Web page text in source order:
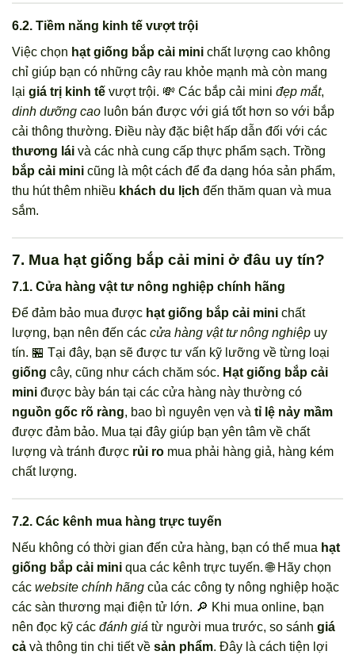
6.2. Tiềm năng kinh tế vượt trội
Việc chọn hạt giống bắp cải mini chất lượng cao không
chỉ giúp bạn có những cây rau khỏe mạnh mà còn mang
lại giá trị kinh tế vượt trội. 💸 Các bắp cải mini đẹp mắt,
dinh dưỡng cao luôn bán được với giá tốt hơn so với bắp
cải thông thường. Điều này đặc biệt hấp dẫn đối với các
thương lái và các nhà cung cấp thực phẩm sạch. Trồng
bắp cải mini cũng là một cách để đa dạng hóa sản phẩm,
thu hút thêm nhiều khách du lịch đến thăm quan và mua
sắm.
7. Mua hạt giống bắp cải mini ở đâu uy tín?
7.1. Cửa hàng vật tư nông nghiệp chính hãng
Để đảm bảo mua được hạt giống bắp cải mini chất
lượng, bạn nên đến các cửa hàng vật tư nông nghiệp uy
tín. 🏪 Tại đây, bạn sẽ được tư vấn kỹ lưỡng về từng loại
giống cây, cũng như cách chăm sóc. Hạt giống bắp cải
mini được bày bán tại các cửa hàng này thường có
nguồn gốc rõ ràng, bao bì nguyên vẹn và tỉ lệ nảy mầm
được đảm bảo. Mua tại đây giúp bạn yên tâm về chất
lượng và tránh được rủi ro mua phải hàng giả, hàng kém
chất lượng.
7.2. Các kênh mua hàng trực tuyến
Nếu không có thời gian đến cửa hàng, bạn có thể mua hạt
giống bắp cải mini qua các kênh trực tuyến. 🌐 Hãy chọn
các website chính hãng của các công ty nông nghiệp hoặc
các sàn thương mại điện tử lớn. 🔎 Khi mua online, bạn
nên đọc kỹ các đánh giá từ người mua trước, so sánh giá
cả và thông tin chi tiết về sản phẩm. Đây là cách tiện lợi